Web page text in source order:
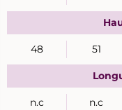
48 51
n.c n.c